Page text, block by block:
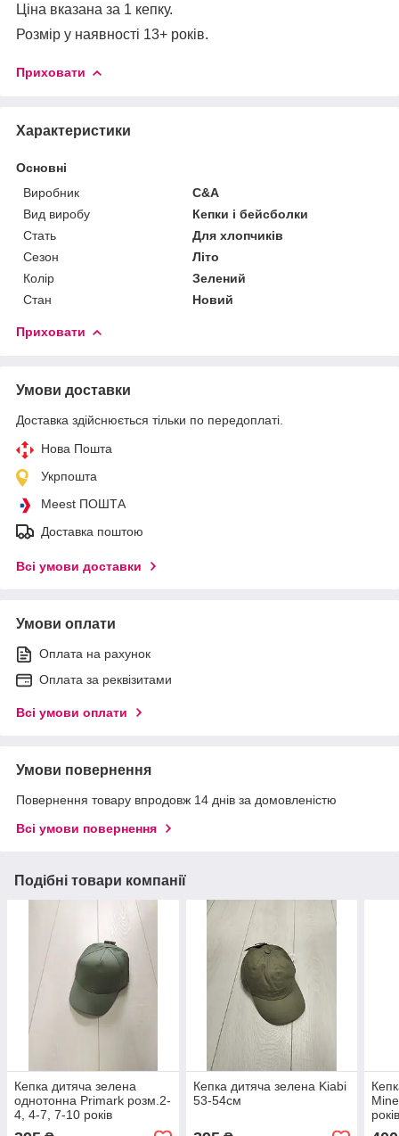
Ціна вказана за 1 кепку.
Розмір у наявності 13+ років.
Приховати
Характеристики
Основні
Виробник
C&A
Вид виробу
Кепки і бейсболки
Стать
Для хлопчиків
Сезон
Літо
Колір
Зелений
Стан
Новий
Приховати
Умови доставки
Доставка здійснюється тільки по передоплаті.
Нова Пошта
Укрпошта
Meest ПОШТА
Доставка поштою
Всі умови доставки
Умови оплати
Оплата на рахунок
Оплата за реквізитами
Всі умови оплати
Умови повернення
Повернення товару впродовж 14 днів за домовленістю
Всі умови повернення
Подібні товари компанії
Кепка дитяча зелена
однотонна Primark розм.2-
4, 4-7, 7-10 років
Кепка дитяча зелена Kiabi
53-54см